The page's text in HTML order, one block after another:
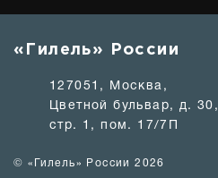
«Гилель» России
127051, Москва,
Цветной бульвар, д. 30,
стр. 1, пом. 17/7П
© «Гилель» России 2026